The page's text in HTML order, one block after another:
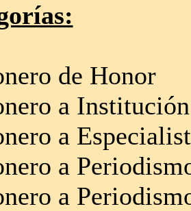
de Honor
a Institución
a
a
a